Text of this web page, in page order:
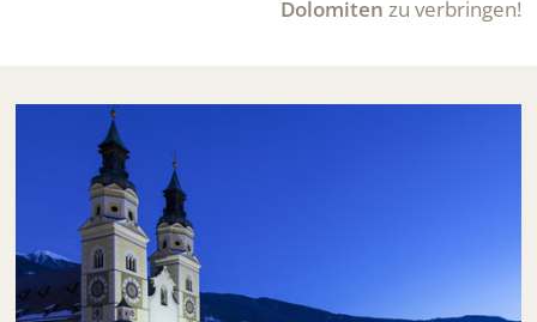
Dolomiten zu verbringen!